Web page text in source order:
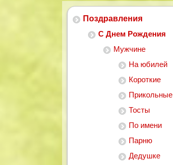
Поздравления
С Днем Рождения
Мужчине
На юбилей
Короткие
Прикольные
Тосты
По имени
Парню
Дедушке